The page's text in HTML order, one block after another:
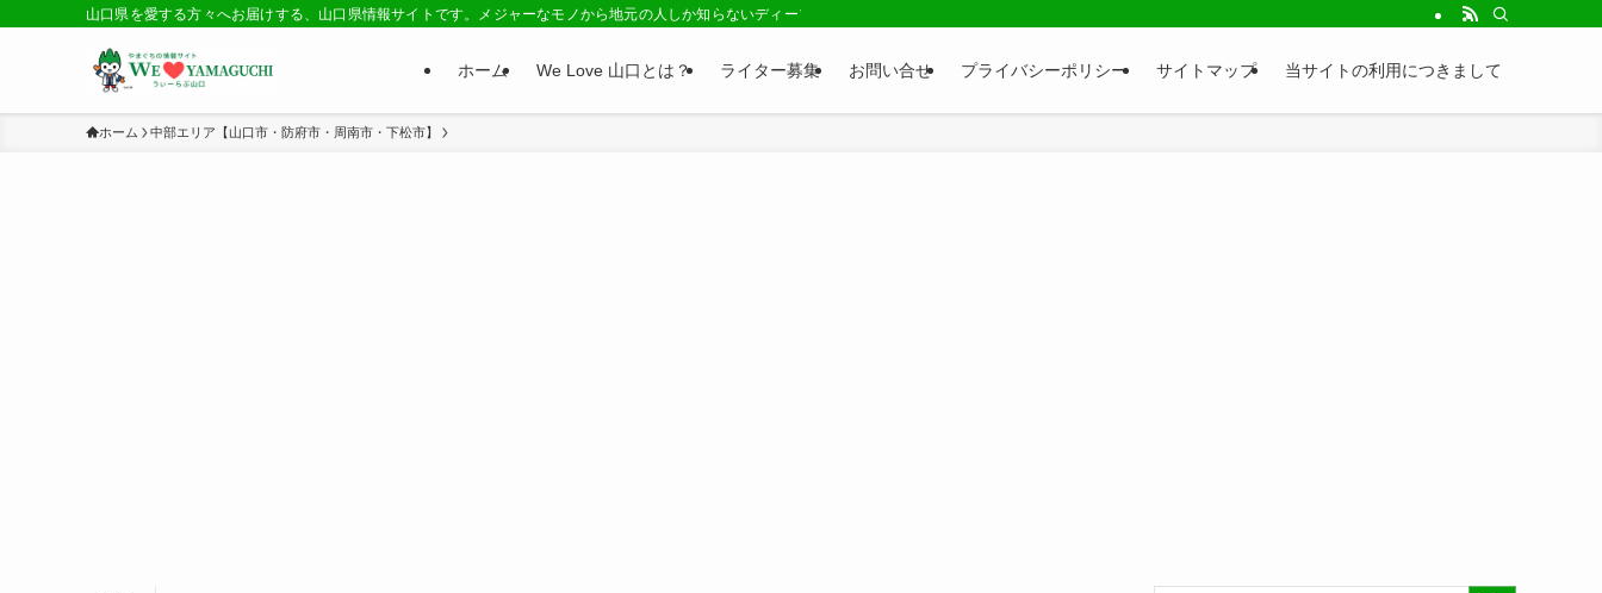
山口県を愛する方々へお届けする、山口県情報サイトです。メジャーなモノから地元の人しか知らないディープネタまで、山口県の情報が満載のサイトです！食べる・遊ぶ・観る・知るなど様々な内容の情報をお届け致します！地
ホーム We Love 山口とは？ ライター募集 お問い合せ プライバシーポリシー サイトマップ 当サイトの利用につきまして
ホーム 中部エリア【山口市・防府市・周南市・下松市】